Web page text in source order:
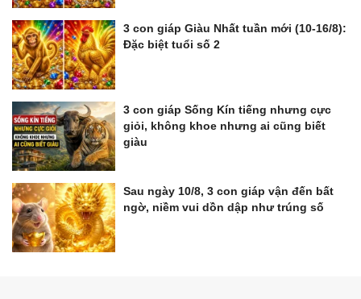
3 con giáp Giàu Nhất tuần mới (10-16/8):
Đặc biệt tuổi số 2
3 con giáp Sống Kín tiếng nhưng cực
giỏi, không khoe nhưng ai cũng biết
giàu
Sau ngày 10/8, 3 con giáp vận đến bất
ngờ, niềm vui dồn dập như trúng số